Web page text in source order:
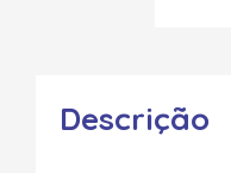
Descrição